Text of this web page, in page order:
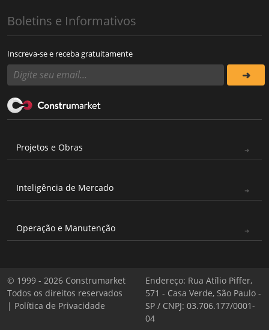
Boletins e Informativos
Inscreva-se e receba gratuitamente
Projetos e Obras
Inteligência de Mercado
Operação e Manutenção
© 1999 - 2026 Construmarket
Todos os direitos reservados
| Política de Privacidade
Endereço: Rua Atílio Piffer,
571 - Casa Verde, São Paulo -
SP / CNPJ: 03.706.177/0001-
04